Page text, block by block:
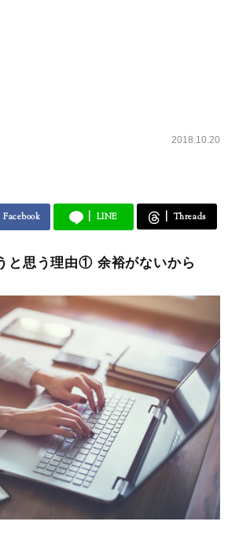
2018.10.20
Facebook LINE Threads
と思う理由① 余裕がないから